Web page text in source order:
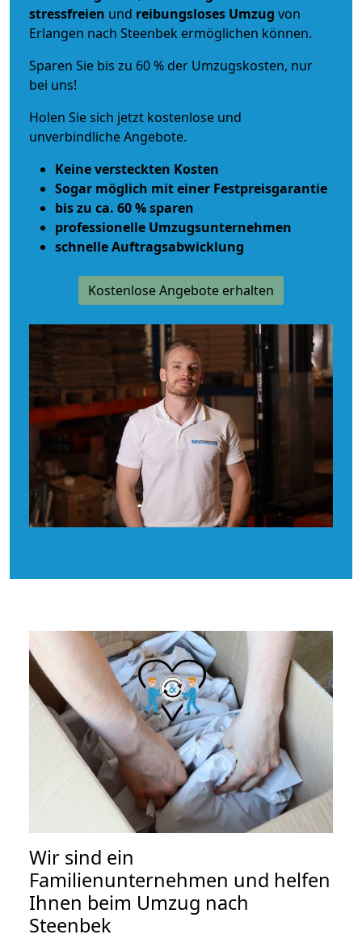
stressfreien und reibungsloses Umzug von
Erlangen nach Steenbek ermöglichen können.
Sparen Sie bis zu 60 % der Umzugskosten, nur
bei uns!
Holen Sie sich jetzt kostenlose und
unverbindliche Angebote.
Keine versteckten Kosten
Sogar möglich mit einer Festpreisgarantie
bis zu ca. 60 % sparen
professionelle Umzugsunternehmen
schnelle Auftragsabwicklung
Kostenlose Angebote erhalten
Wir sind ein
Familienunternehmen und helfen
Ihnen beim Umzug nach
Steenbek